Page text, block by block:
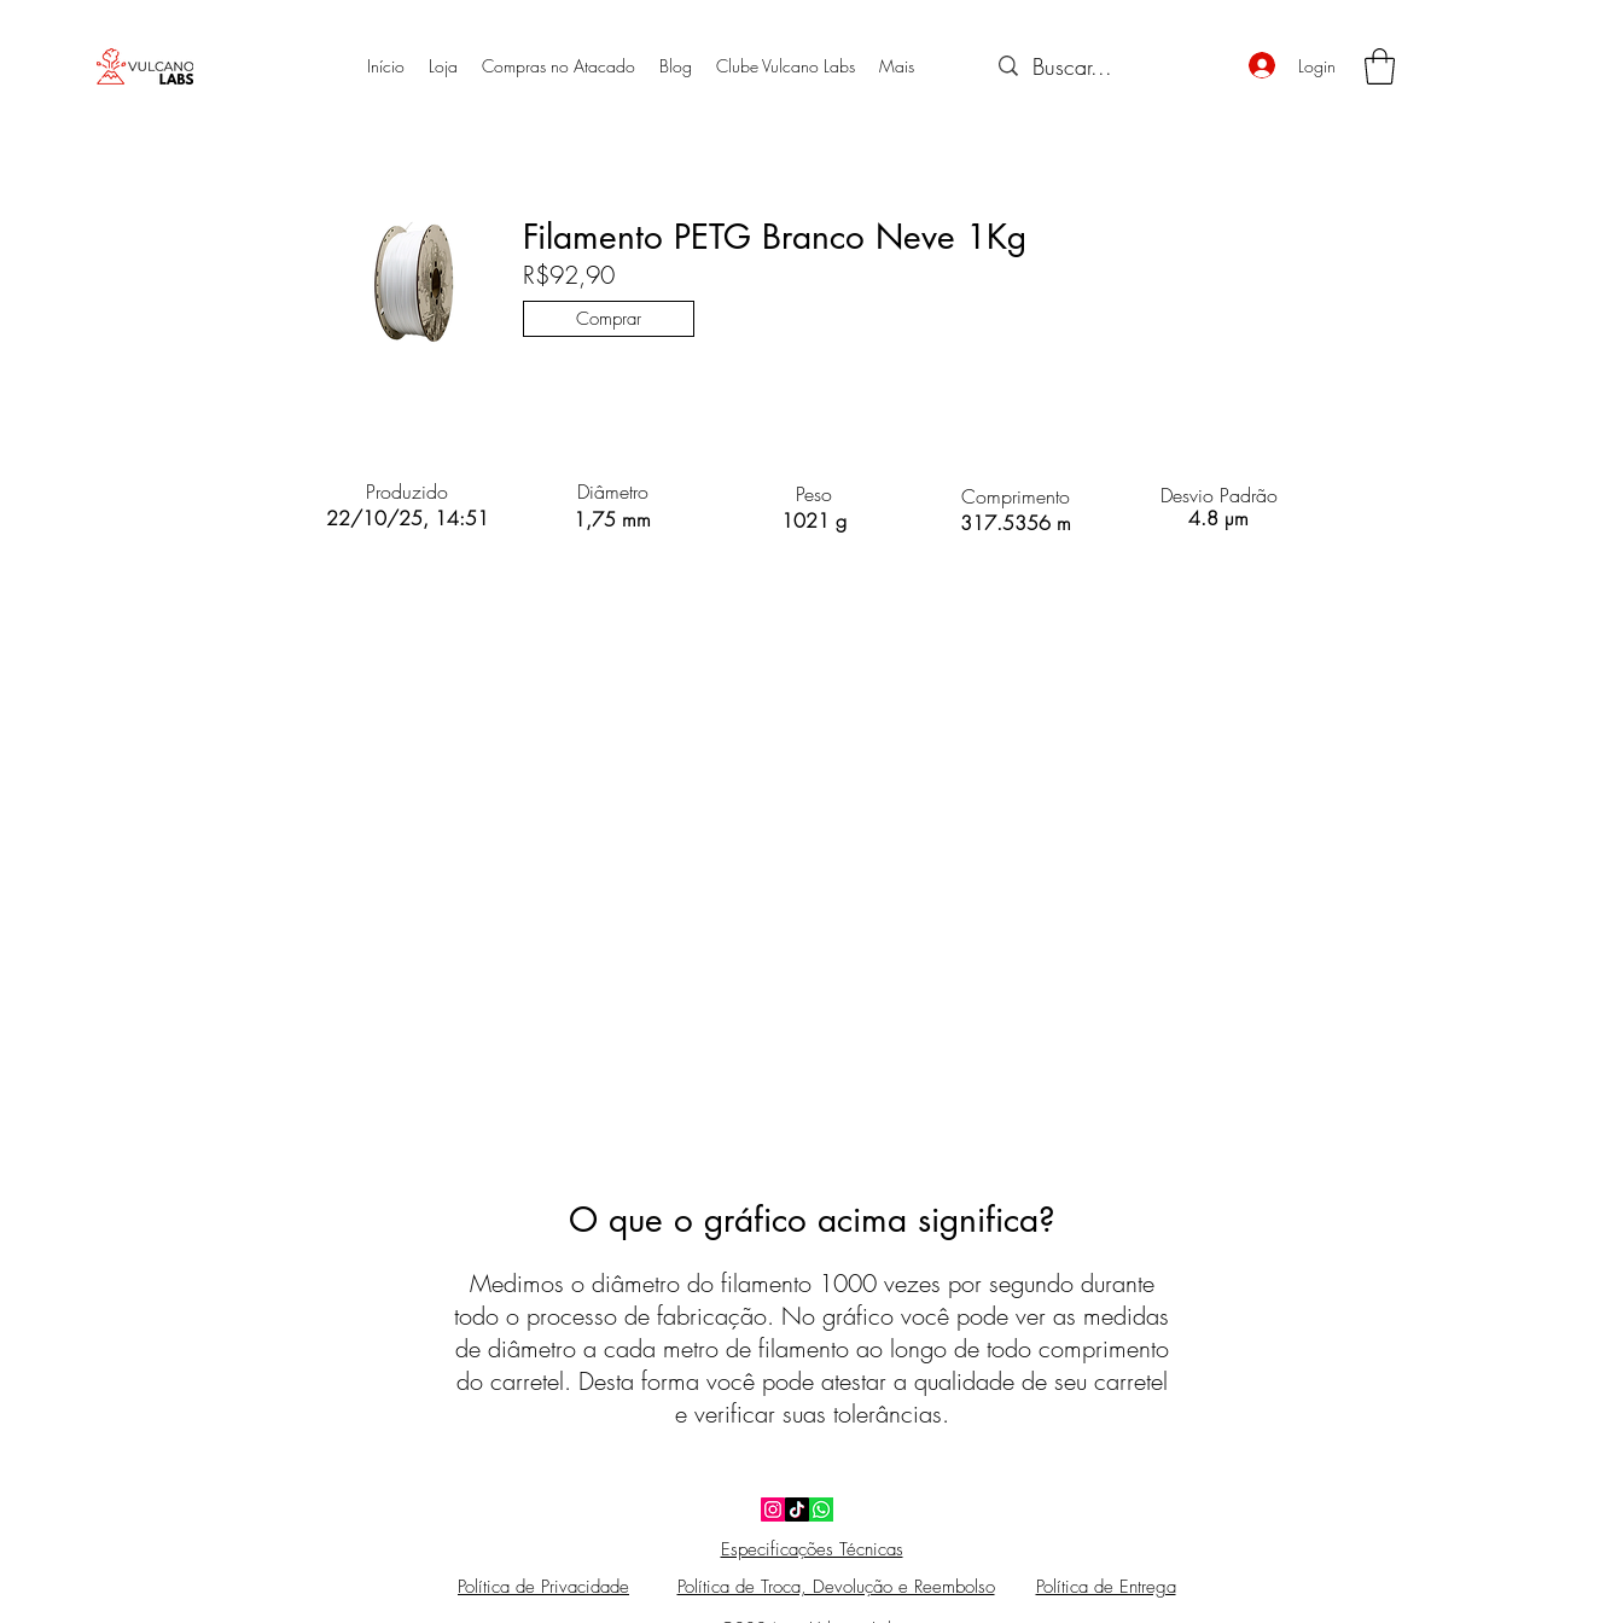
Início Loja Compras no Atacado Blog Clube Vulcano Labs Mais Login
Filamento PETG Branco Neve 1Kg
R$92,90
Comprar
Produzido
22/10/25, 14:51
Diâmetro
1,75 mm
Peso
1021 g
Comprimento
317.5356 m
Desvio Padrão
4.8 µm
O que o gráfico acima significa?
Medimos o diâmetro do filamento 1000 vezes por segundo durante
todo o processo de fabricação. No gráfico você pode ver as medidas
de diâmetro a cada metro de filamento ao longo de todo comprimento
do carretel. Desta forma você pode atestar a qualidade de seu carretel
e verificar suas tolerâncias.
Especificações Técnicas
Política de Privacidade
Política de Troca, Devolução e Reembolso Política de Entrega